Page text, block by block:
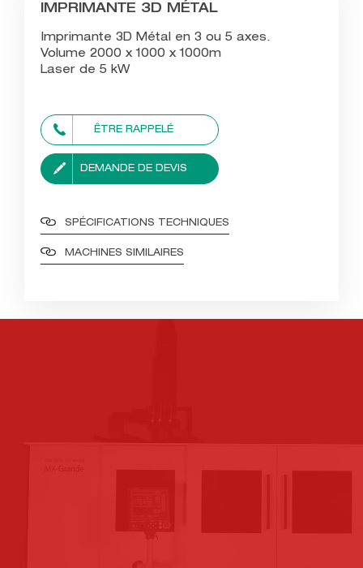
IMPRIMANTE 3D MÉTAL
Imprimante 3D Métal en 3 ou 5 axes.
Volume 2000 x 1000 x 1000m
Laser de 5 kW
ÊTRE RAPPELÉ
DEMANDE DE DEVIS
SPÉCIFICATIONS TECHNIQUES
MACHINES SIMILAIRES